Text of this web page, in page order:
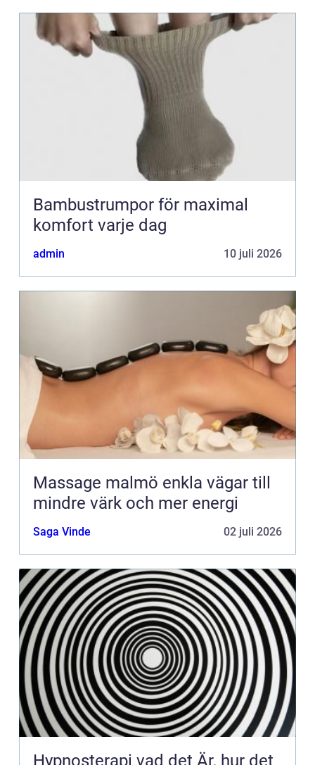
Bambustrumpor för maximal
komfort varje dag
admin 10 juli 2026
Massage malmö enkla vägar till
mindre värk och mer energi
Saga Vinde 02 juli 2026
Hypnosterapi vad det Är, hur det